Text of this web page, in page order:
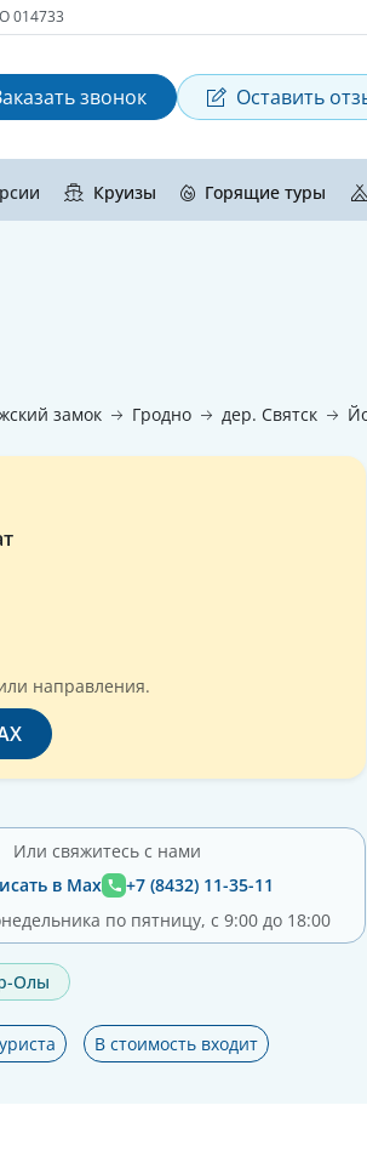
014733
звонок Оставить
Круизы Горящие туры
замок Гродно дер. Святск
направления.
Или свяжитесь с нами
в Max
+7 (8432) 11-35-11
по пятницу, с 9:00 до 18:00
Олы
В стоимость входит